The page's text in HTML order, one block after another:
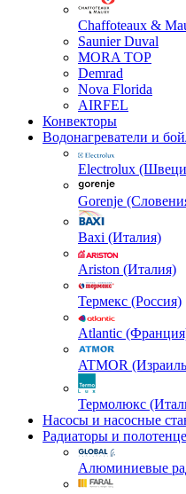
Chaffoteaux &
Saunier Duval
MORA TOP
Demrad
Nova Florida
AIRFEL
Конвекторы
Водонагреватели и
Electrolux
Gorenje
Baxi (Италия)
Ariston (Италия)
Термекс (Россия)
Atlantic
ATMOR
Термолюкс
Насосы и насосные
Радиаторы и
Алюминиевые